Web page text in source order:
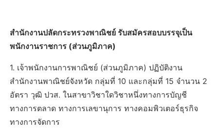
สำนักงานปลัดกระทรวงพาณิชย์ รับสมัครสอบบรรจุเป็น
พนักงานราชการ (ส่วนภูมิภาค)
1. เจ้าพนักงานการพาณิชย์ (ส่วนภูมิภาค) ปฏิบัติงาน
สำนักงานพาณิชย์จังหวัด กลุ่มที่ 10 และกลุ่มที่ 15 จำนวน 2
อัตรา วุฒิ ปวส. ในสาขาวิชาใดวิชาหนึ่งทางการบัญชี
ทางการตลาด ทางการเลขานุการ ทางคอมพิวเตอร์ธุรกิจ
ทางการจัดการ